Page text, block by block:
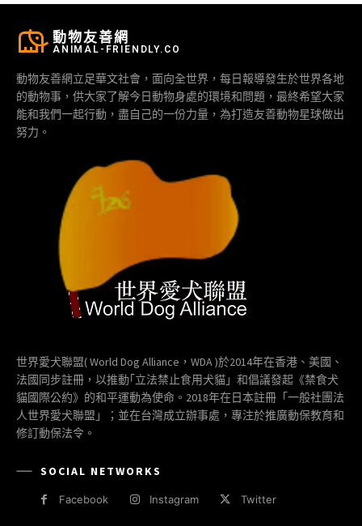
動物友善網
ANIMAL-FRIENDLY.CO
動物友善網立足華文社會，面向全世界，每日報導發生於世界各地
的動物事，供大家了解今日動物身處的環境和問題，最終希望大家
能和我們一起行動，盡自己的一份力量，為打造友善動物星球做出
努力。
世界愛犬聯盟( World Dog Alliance，WDA )於2014年在香港、美國、
法國同步註冊，以推動｢立法禁止食用犬貓」和倡議發起《禁食犬
貓國際公約》的和平運動為使命。2018年在日本註冊「一般社團法
人世界愛犬聯盟」；並在台灣成立辦事處，專注於推廣動保教育和
修訂動保法令。
SOCIAL NETWORKS
Facebook Instagram Twitter